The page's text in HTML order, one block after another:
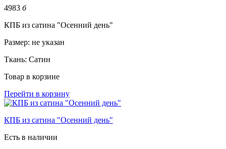
4983 б
КПБ из сатина "Осенний день"
Размер: не указан
Ткань: Сатин
Товар в корзине
Перейти в корзину
КПБ из сатина "Осенний день"
Есть в наличии